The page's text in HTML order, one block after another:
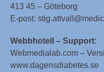
413 45 – Göteborg
E-post:
Webbhotell – Support:
Webmedialab.com –
www.dagensdiabetes.se